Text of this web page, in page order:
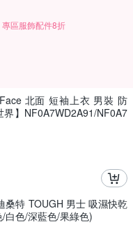
區服飾配件8折
北面 短袖上衣 男裝 防
】NF0A7WD2A91/NF0A7
桑特 TOUGH 男士 吸濕快乾
白色/深藍色/果綠色)